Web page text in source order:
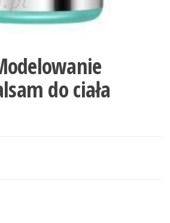
do ciała